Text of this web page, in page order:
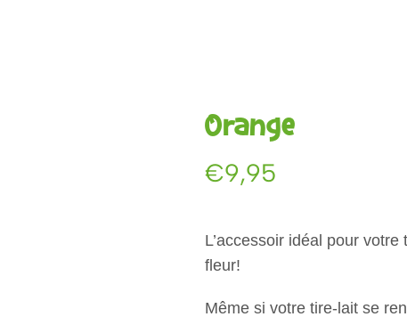
Orange
€9,95
L’accessoir idéal pour
fleur!
Même si votre tire-lait se